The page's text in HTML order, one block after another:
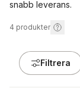
snabb leverans.
4 produkter
Filtrera